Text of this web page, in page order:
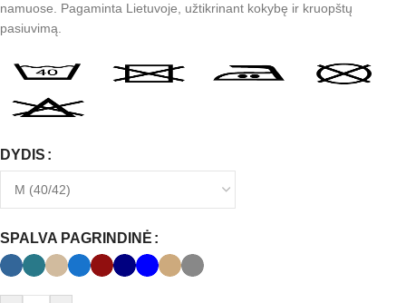
namuose. Pagaminta Lietuvoje, užtikrinant kokybę ir kruopštų
pasiuvimą.
DYDIS
SPALVA PAGRINDINĖ